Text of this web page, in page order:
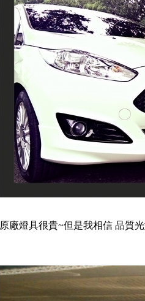
原廠燈具很貴~但是我相信 品質